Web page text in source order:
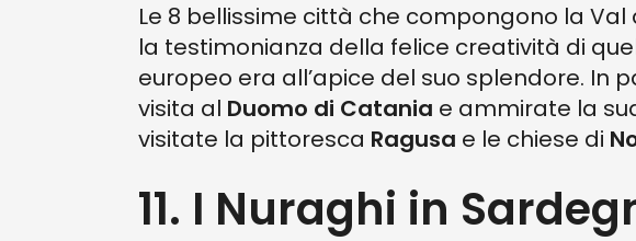
Le 8 bellissime città che compongono la
la testimonianza della felice creatività di
europeo era all’apice del suo splendore. In
visita al Duomo di Catania e ammirate la
visitate la pittoresca Ragusa e le chiese di
11. I Nuraghi in